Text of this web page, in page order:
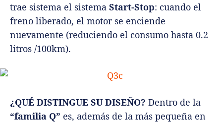
trae sistema el sistema Start-Stop: cuando el
freno liberado, el motor se enciende
nuevamente (reduciendo el consumo hasta 0.2
litros /100km).
¿QUÉ DISTINGUE SU DISEÑO? Dentro de la
“familia Q” es, además de la más pequeña en